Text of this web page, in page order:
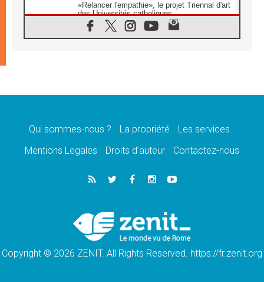
«Relancer l'empathie», le projet Triennal d'art
des Universités catholiques
08.08.2026
Signis 2026, donner la parole aux religieuses
07.08.2026
07.08.2026
de l'Assomption et mémoire nationale
«La paix commence par l'empathie» estime
le cardinal Parolin
En Colombie, «la paix ne s'achète pas avec
une signature»
Qui sommes-nous ? La propriété
Les services
Mentions Legales
Droits d’auteur Contactez-nous
Copyright © 2026 ZENIT. All Rights Reserved. https://fr.zenit.org